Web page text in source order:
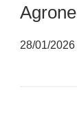
28/01/2026